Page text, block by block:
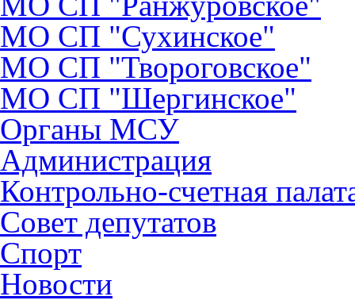
МО СП "Сухинское"
МО СП "Твороговское"
МО СП "Шергинское"
Органы МСУ
Администрация
Контрольно-счетная
Совет депутатов
Спорт
Новости